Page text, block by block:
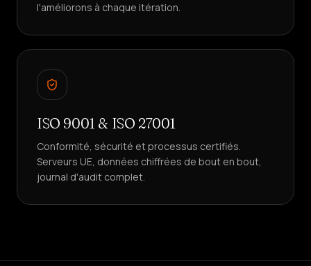
l'améliorons à chaque itération.
ISO 9001 & ISO 27001
Conformité, sécurité et processus certifiés.
Serveurs UE, données chiffrées de bout en bout,
journal d'audit complet.